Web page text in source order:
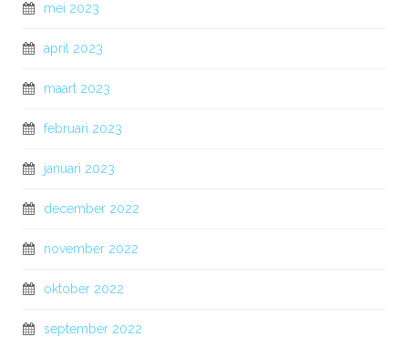
mei 2023
april 2023
maart 2023
februari 2023
januari 2023
december 2022
november 2022
oktober 2022
september 2022